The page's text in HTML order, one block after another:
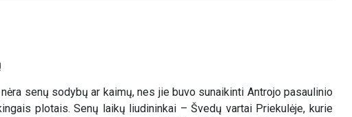
senų sodybų ar kaimų, nes jie buvo sunaikinti Antrojo pasaulinio
plotais. Senų laikų liudininkai – Švedų vartai Priekulėje, kurie